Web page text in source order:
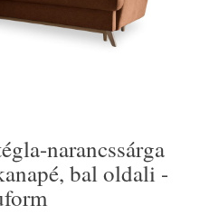
narancssárga
bal oldali -